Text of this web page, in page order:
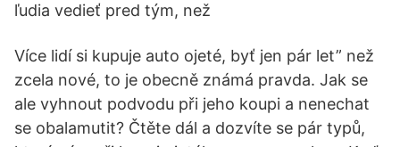
ľudia vedieť pred tým, než
Více lidí si kupuje auto ojeté, byť jen pár let” než
zcela nové, to je obecně známá pravda. Jak se
ale vyhnout podvodu při jeho koupi a nenechat
se obalamutit? Čtěte dál a dozvíte se pár typů,